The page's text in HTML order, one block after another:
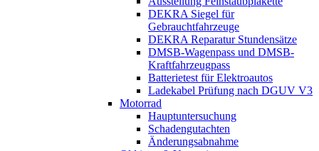
DEKRA Siegel für
Gebrauchtfahrzeuge
DEKRA Reparatur Stundensätze
DMSB-Wagenpass und DMSB-
Kraftfahrzeugpass
Batterietest für Elektroautos
Ladekabel Prüfung nach DGUV V3
Motorrad
Hauptuntersuchung
Schadengutachten
Änderungsabnahme